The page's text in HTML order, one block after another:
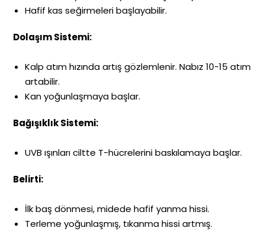
Hafif kas seğirmeleri başlayabilir.
Dolaşım Sistemi:
Kalp atım hızında artış gözlemlenir. Nabız 10-15 atım
artabilir.
Kan yoğunlaşmaya başlar.
Bağışıklık Sistemi:
UVB ışınları ciltte T-hücrelerini baskılamaya başlar.
Belirti:
İlk baş dönmesi, midede hafif yanma hissi.
Terleme yoğunlaşmış, tıkanma hissi artmış.